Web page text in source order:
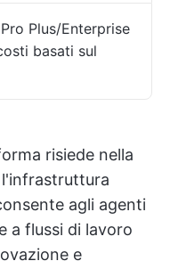
Plus/Enterprise
basati sul
risiede nella
agli agenti
a flussi di lavoro
e